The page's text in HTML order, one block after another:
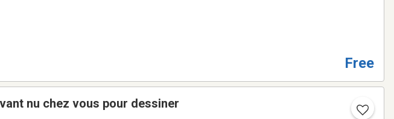
Free
nu chez vous pour dessiner